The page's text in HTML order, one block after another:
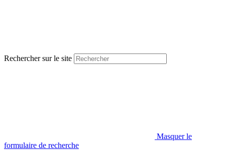
Rechercher sur le site
Masquer le
formulaire de recherche